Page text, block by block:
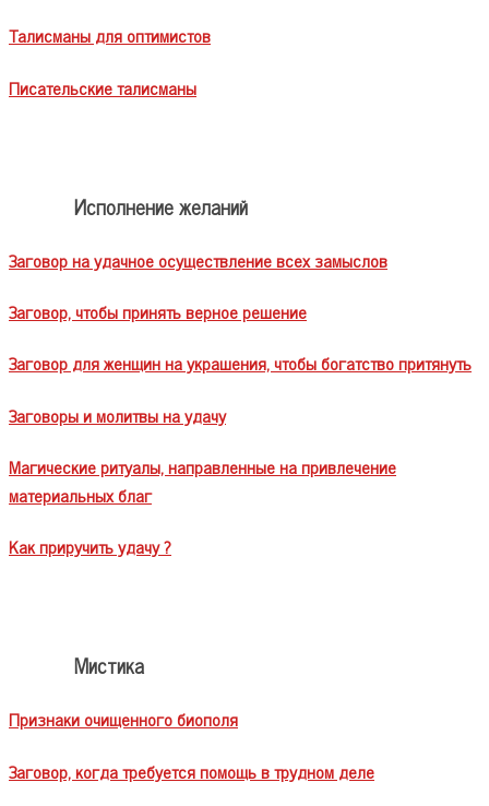
Талисманы для оптимистов
Писательские талисманы
Исполнение желаний
Заговор на удачное осуществление всех замыслов
Заговор, чтобы принять верное решение
Заговор для женщин на украшения, чтобы богатство притянуть
Заговоры и молитвы на удачу
Магические ритуалы, направленные на привлечение
материальных благ
Как приручить удачу ?
Мистика
Признаки очищенного биополя
Заговор, когда требуется помощь в трудном деле